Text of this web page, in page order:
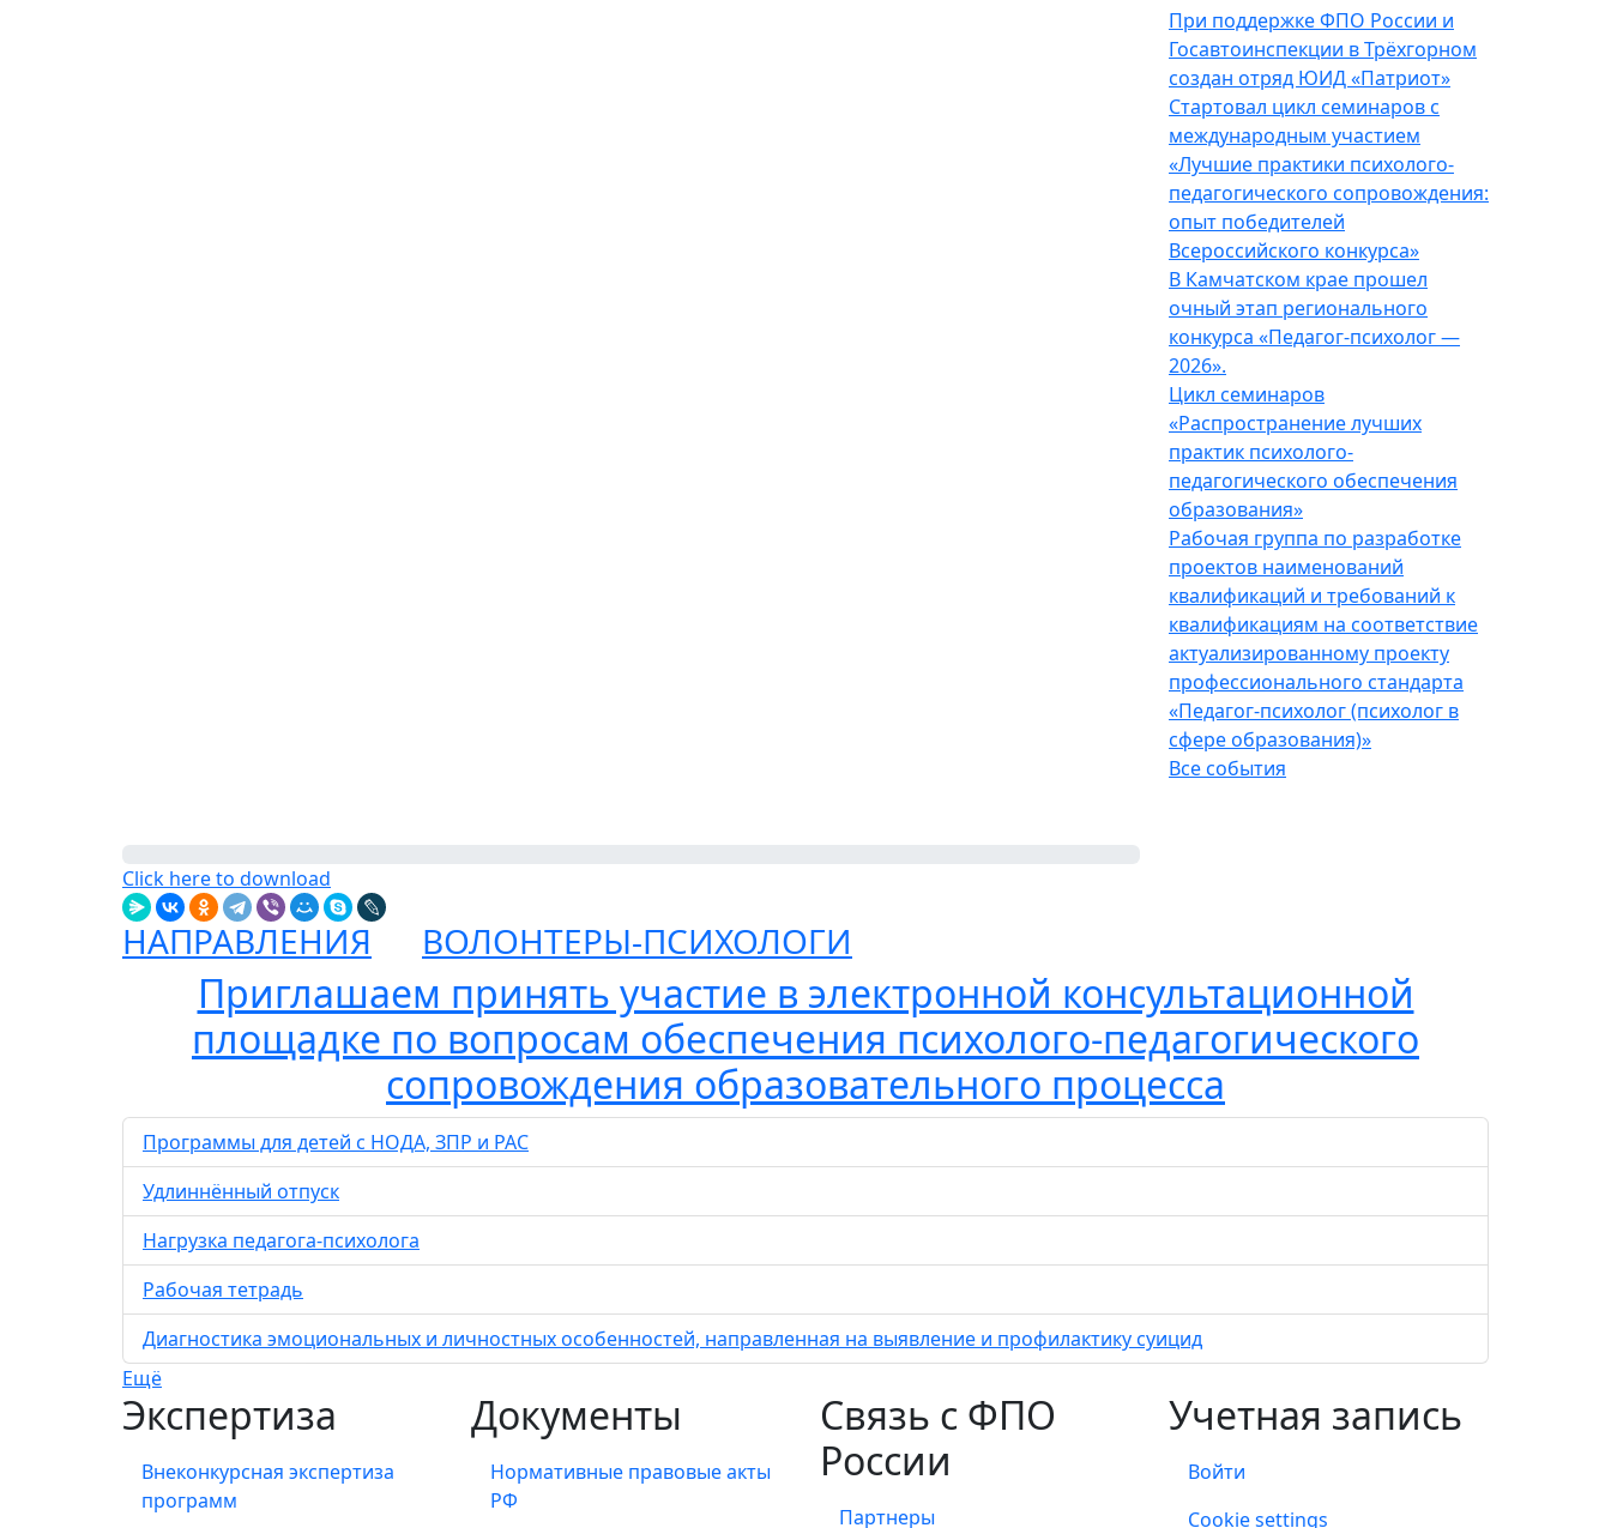
Click here to download
При поддержке ФПО России и
Госавтоинспекции в Трёхгорном
создан отряд ЮИД «Патриот»
Стартовал цикл семинаров с
международным участием
«Лучшие практики психолого-
педагогического сопровождения:
опыт победителей
Всероссийского конкурса»
В Камчатском крае прошел
очный этап регионального
конкурса «Педагог-психолог —
2026».
Цикл семинаров
«Распространение лучших
практик психолого-
педагогического обеспечения
образования»
Рабочая группа по разработке
проектов наименований
квалификаций и требований к
квалификациям на соответствие
актуализированному проекту
профессионального стандарта
«Педагог-психолог (психолог в
сфере образования)»
Все события
НАПРАВЛЕНИЯ ВОЛОНТЕРЫ-ПСИХОЛОГИ
Приглашаем принять участие в электронной консультационной
площадке по вопросам обеспечения психолого-педагогического
сопровождения образовательного процесса
Программы для детей с НОДА, ЗПР и РАС
Удлиннённый отпуск
Нагрузка педагога-психолога
Рабочая тетрадь
Диагностика эмоциональных и личностных особенностей, направленная на выявление и профилактику суицид
Ещё
Экспертиза
Внеконкурсная экспертиза
программ
Документы
Нормативные правовые акты
РФ
Связь с ФПО
России
Партнеры
Учетная запись
Войти
Учетная запись
Cookie settings